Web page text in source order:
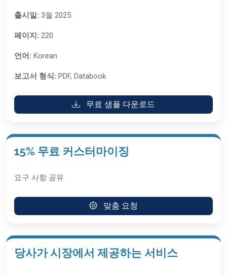
출시일: 3월 2025
페이지: 220
언어: Korean
보고서 형식: PDF, Databook
무료 샘플 다운로드
15% 무료 커스터마이징
요구 사항 공유
맞춤 요청
당사가 시장에서 제공하는 서비스